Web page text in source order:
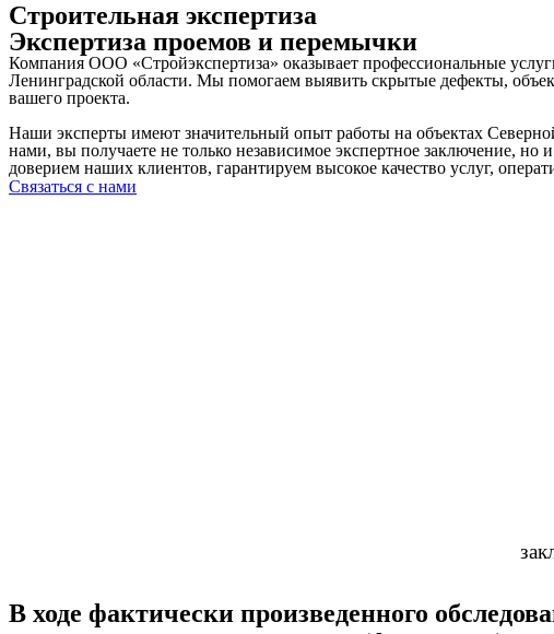
Строительная экспертиза
Экспертиза проемов и перемычки
Компания ООО «Стройэкспертиза» оказывает профессиональные
Ленинградской области. Мы помогаем выявить скрытые дефекты,
вашего проекта.
Наши эксперты имеют значительный опыт работы на объектах
нами, вы получаете не только независимое экспертное заключение,
доверием наших клиентов, гарантируем высокое качество услуг,
Связаться с нами
В ходе фактически произведенного